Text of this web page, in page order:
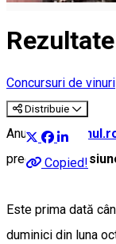
Concursuri de vinuri
Distribuie
Copied!
Anul acesta
precum și o
Este prima dată
duminici din luna